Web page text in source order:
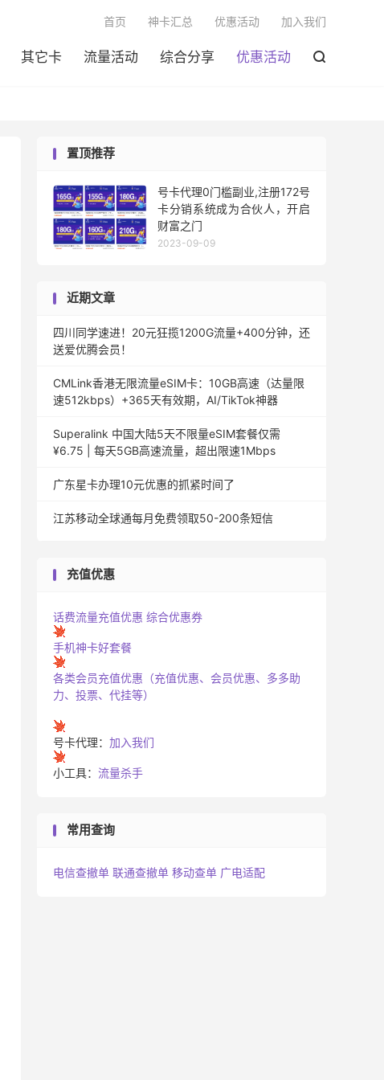
其它卡 流量活动 综合分享 优惠活动 
首页 神卡汇总 优惠活动 加入我们
置顶推荐
号卡代理0门槛副业,注册172号
卡分销系统成为合伙人，开启
财富之门
2023-09-09
近期文章
四川同学速进！20元狂揽1200G流量+400分钟，还
送爱优腾会员！
CMLink香港无限流量eSIM卡：10GB高速（达量限
速512kbps）+365天有效期，AI/TikTok神器
Superalink 中国大陆5天不限量eSIM套餐仅需
¥6.75 | 每天5GB高速流量，超出限速1Mbps
广东星卡办理10元优惠的抓紧时间了
江苏移动全球通每月免费领取50-200条短信
充值优惠
话费流量充值优惠 综合优惠券
手机神卡好套餐
各类会员充值优惠（充值优惠、会员优惠、多多助
力、投票、代挂等）
号卡代理： 加入我们
小工具： 流量杀手
常用查询
电信查撤单 联通查撤单 移动查单 广电适配